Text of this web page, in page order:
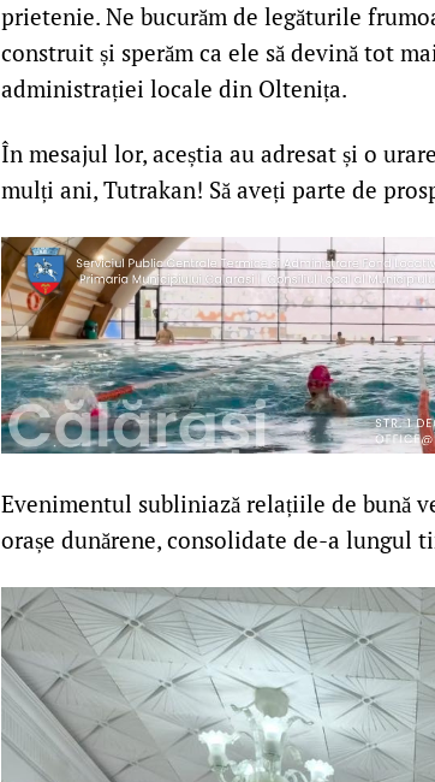
prietenie. Ne bucurăm de legăturile
construit și sperăm ca ele să devină tot
administrației locale din Oltenița.
În mesajul lor, aceștia au adresat și o
mulți ani, Tutrakan! Să aveți parte de
Evenimentul subliniază relațiile de bună
orașe dunărene, consolidate de-a